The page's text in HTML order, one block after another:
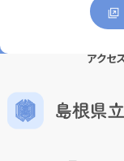
アクセ